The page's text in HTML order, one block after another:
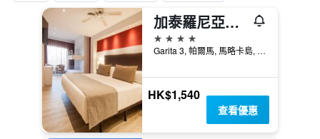
加泰羅尼亞馬略卡酒店
4星級
Garita 3, 帕爾馬, 馬略卡島, 西班牙
HK$1,540
查看優惠